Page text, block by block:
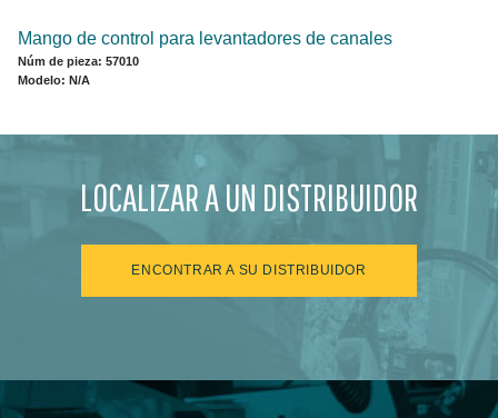
Mango de control para levantadores de canales
Núm de pieza: 57010
Modelo: N/A
LOCALIZAR A UN DISTRIBUIDOR
ENCONTRAR A SU DISTRIBUIDOR